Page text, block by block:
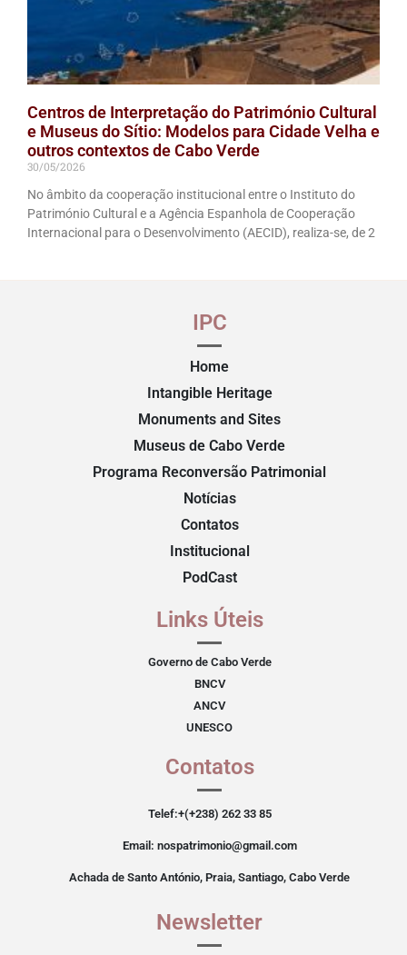
Centros de Interpretação do Património Cultural
e Museus do Sítio: Modelos para Cidade Velha e
outros contextos de Cabo Verde
30/05/2026
No âmbito da cooperação institucional entre o Instituto do
Património Cultural e a Agência Espanhola de Cooperação
Internacional para o Desenvolvimento (AECID), realiza-se, de 2
IPC
Home
Intangible Heritage
Monuments and Sites
Museus de Cabo Verde
Programa Reconversão Patrimonial
Notícias
Contatos
Institucional
PodCast
Links Úteis
Governo de Cabo Verde
BNCV
ANCV
UNESCO
Contatos
Telef:+(+238) 262 33 85
Email: nospatrimonio@gmail.com
Achada de Santo António, Praia, Santiago, Cabo Verde
Newsletter